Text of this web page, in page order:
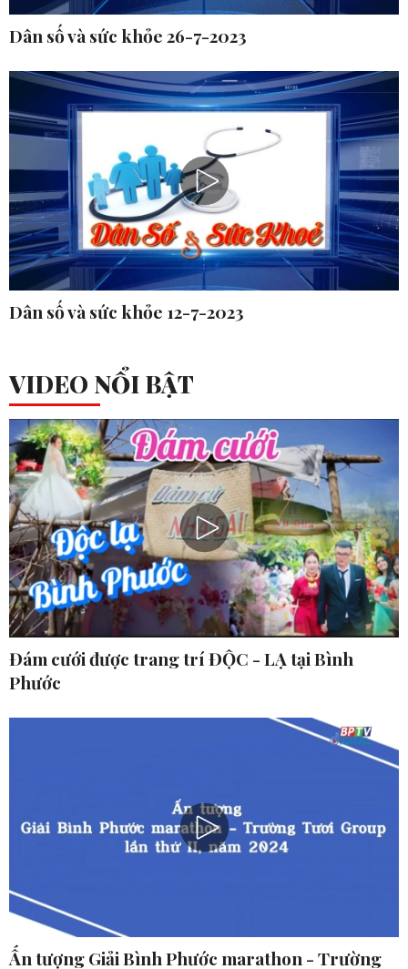
Dân số và sức khỏe 26-7-2023
Dân số và sức khỏe 12-7-2023
VIDEO NỔI BẬT
Đám cưới được trang trí ĐỘC - LẠ tại Bình
Phước
Ấn tượng Giải Bình Phước marathon - Trường